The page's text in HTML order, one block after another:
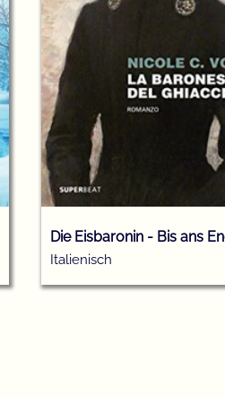
Die Eisbaronin - Bis ans
Italienisch